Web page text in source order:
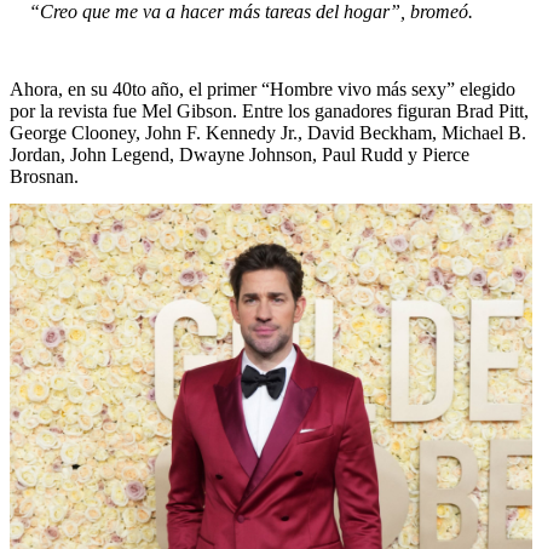
“Creo que me va a hacer más tareas del hogar”, bromeó.
Ahora, en su 40to año, el primer “Hombre vivo más sexy” elegido
por la revista fue Mel Gibson. Entre los ganadores figuran Brad Pitt,
George Clooney, John F. Kennedy Jr., David Beckham, Michael B.
Jordan, John Legend, Dwayne Johnson, Paul Rudd y Pierce
Brosnan.